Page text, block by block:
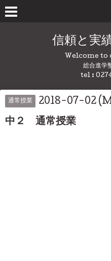
信頼と実
Welcome to
総合進学
tel :
通常授業 2018-07-02
中２ 通常授業